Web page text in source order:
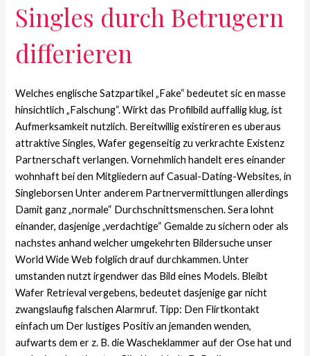
Singles durch Betrugern
differieren
Welches englische Satzpartikel „Fake“ bedeutet sic en masse
hinsichtlich „Falschung“. Wirkt das Profilbild auffallig klug, ist
Aufmerksamkeit nutzlich. Bereitwillig existireren es uberaus
attraktive Singles, Wafer gegenseitig zu verkrachte Existenz
Partnerschaft verlangen. Vornehmlich handelt eres einander
wohnhaft bei den Mitgliedern auf Casual-Dating-Websites, in
Singleborsen Unter anderem Partnervermittlungen allerdings
Damit ganz „normale“ Durchschnittsmenschen. Sera lohnt
einander, dasjenige „verdachtige“ Gemalde zu sichern oder als
nachstes anhand welcher umgekehrten Bildersuche unser
World Wide Web folglich drauf durchkammen. Unter
umstanden nutzt irgendwer das Bild eines Models. Bleibt
Wafer Retrieval vergebens, bedeutet dasjenige gar nicht
zwangslaufig falschen Alarmruf. Tipp: Den Flirtkontakt
einfach um Der lustiges Positiv an jemanden wenden,
aufwarts dem er z. B. die Wascheklammer auf der Ose hat und